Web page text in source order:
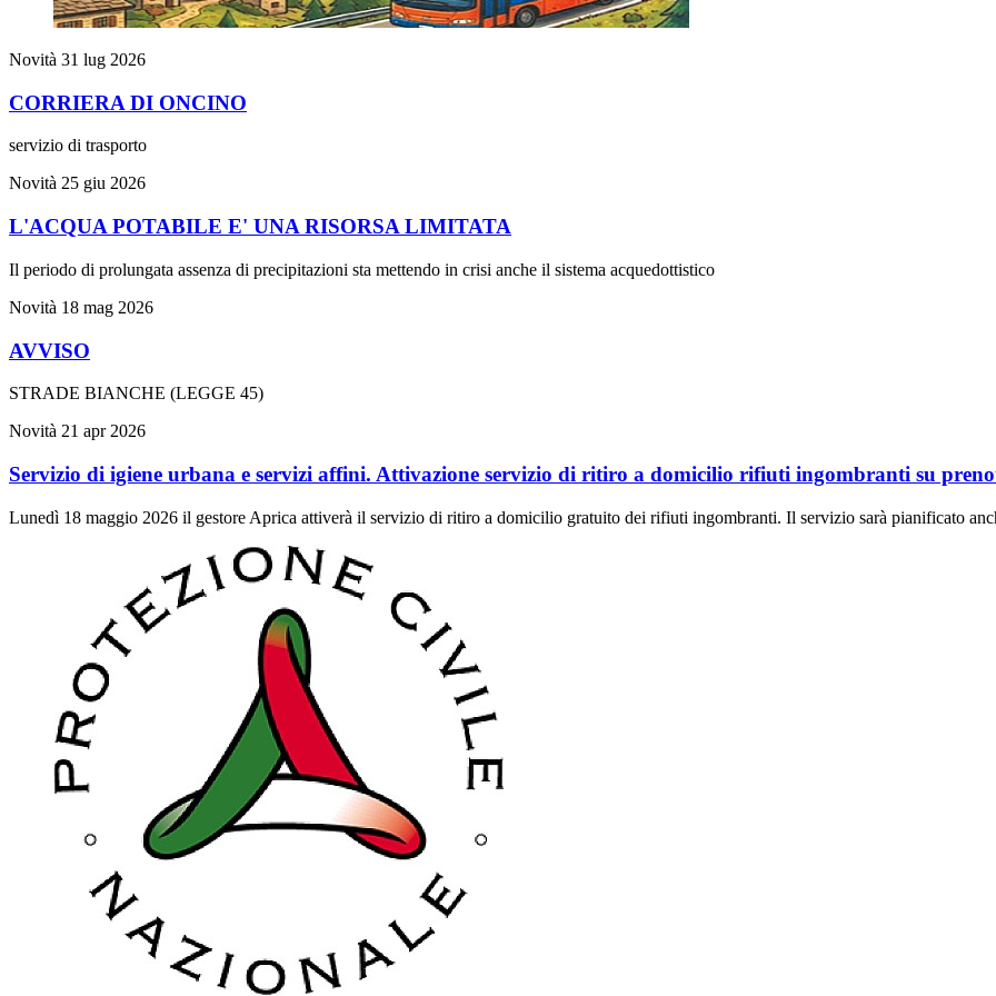
Novità 31 lug 2026
CORRIERA DI ONCINO
servizio di trasporto
Novità 25 giu 2026
L'ACQUA POTABILE E' UNA RISORSA LIMITATA
Il periodo di prolungata assenza di precipitazioni sta mettendo in crisi anche il sistema acquedottistico
Novità 18 mag 2026
AVVISO
STRADE BIANCHE (LEGGE 45)
Novità 21 apr 2026
Servizio di igiene urbana e servizi affini. Attivazione servizio di ritiro a domicilio rifiuti ingombranti su
Lunedì 18 maggio 2026 il gestore Aprica attiverà il servizio di ritiro a domicilio gratuito dei rifiuti ingombranti. Il servizio sarà pianificato